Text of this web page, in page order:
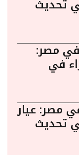
في تحديث
في مصر:
للشراء في
مصر: عيار
في تحديث